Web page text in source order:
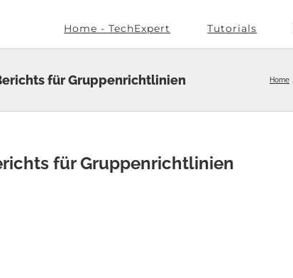
Home - TechExpert Tutorials
für Gruppenrichtlinien Home
für Gruppenrichtlinien